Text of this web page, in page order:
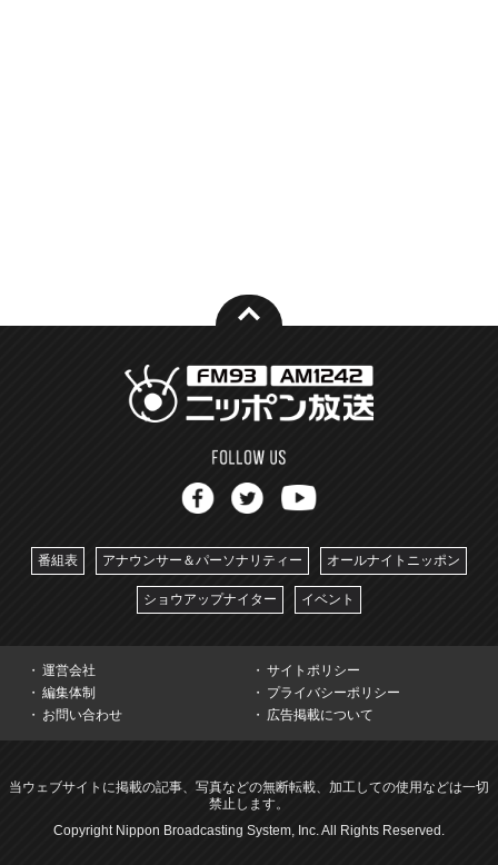
番組表 アナウンサー＆パーソナリティー オールナイトニッポン
ショウアップナイター イベント
運営会社
サイトポリシー
編集体制
プライバシーポリシー
お問い合わせ
広告掲載について
当ウェブサイトに掲載の記事、写真などの無断転載、加工しての使用などは一切
禁止します。
Copyright Nippon Broadcasting System, Inc. All Rights Reserved.